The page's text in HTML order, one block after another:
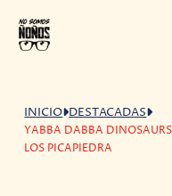
INICIO DESTACADAS
YABBA DABBA
LOS PICAPIEDRA